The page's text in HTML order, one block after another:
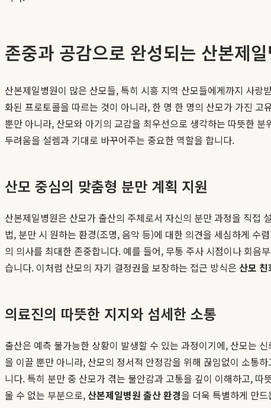
존중과 공감으로 완성되는 산본제
산본제일병원이 많은 산모들, 특히 시흥 지역 산모들에게까지 사
화된 프로토콜을 따르는 것이 아니라, 한 명 한 명의 산모가 가진
뿐만 아니라, 산모와 아기의 교감을 최우선으로 생각하는 따뜻한
두려움을 설렘과 기대로 바꾸어주는 중요한 역할을 합니다.
산모 중심의 맞춤형 분만 계획 지원
산본제일병원은 산모가 출산의 주체로서 자신의 분만 과정을 직접
법, 분만 시 원하는 환경(조명, 음악 등)에 대한 의견을 세심하게
의 의사를 최대한 존중합니다. 예를 들어, 무통 주사 시점이나 회음
습니다. 이처럼 산모의 자기 결정권을 보장하는 접근 방식은 산모 친
의료진의 따뜻한 지지와 섬세한 소통
출산은 예측 불가능한 상황이 발생할 수 있는 과정이기에, 산모는
을 이끌 뿐만 아니라, 산모의 정서적 안정감을 위해 끊임없이 소통
니다. 특히 분만 중 산모가 겪는 불안감과 고통을 깊이 이해하고,
울 수 없는 부분으로, 산본제일병원 출산 환경을 더욱 특별하게 만